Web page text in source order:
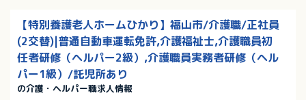
【特別養護老人ホームひかり】福山市/介護職/正社員
(2交替)|普通自動車運転免許,介護福祉士,介護職員初
任者研修（ヘルパー2級）,介護職員実務者研修（ヘル
パー1級）/託児所あり
の介護・ヘルパー職求人情報